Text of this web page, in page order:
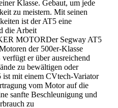
Klasse. Gebaut, um jede
zu meistern. Mit seinen
ist der AT5 eine
die Arbeit
MOTORDer Segway AT5
der 500er-Klasse
er über ausreichend
zu bewältigen oder
mit einem CVtech-Variator
vom Motor auf die
sanfte Beschleunigung und
zu